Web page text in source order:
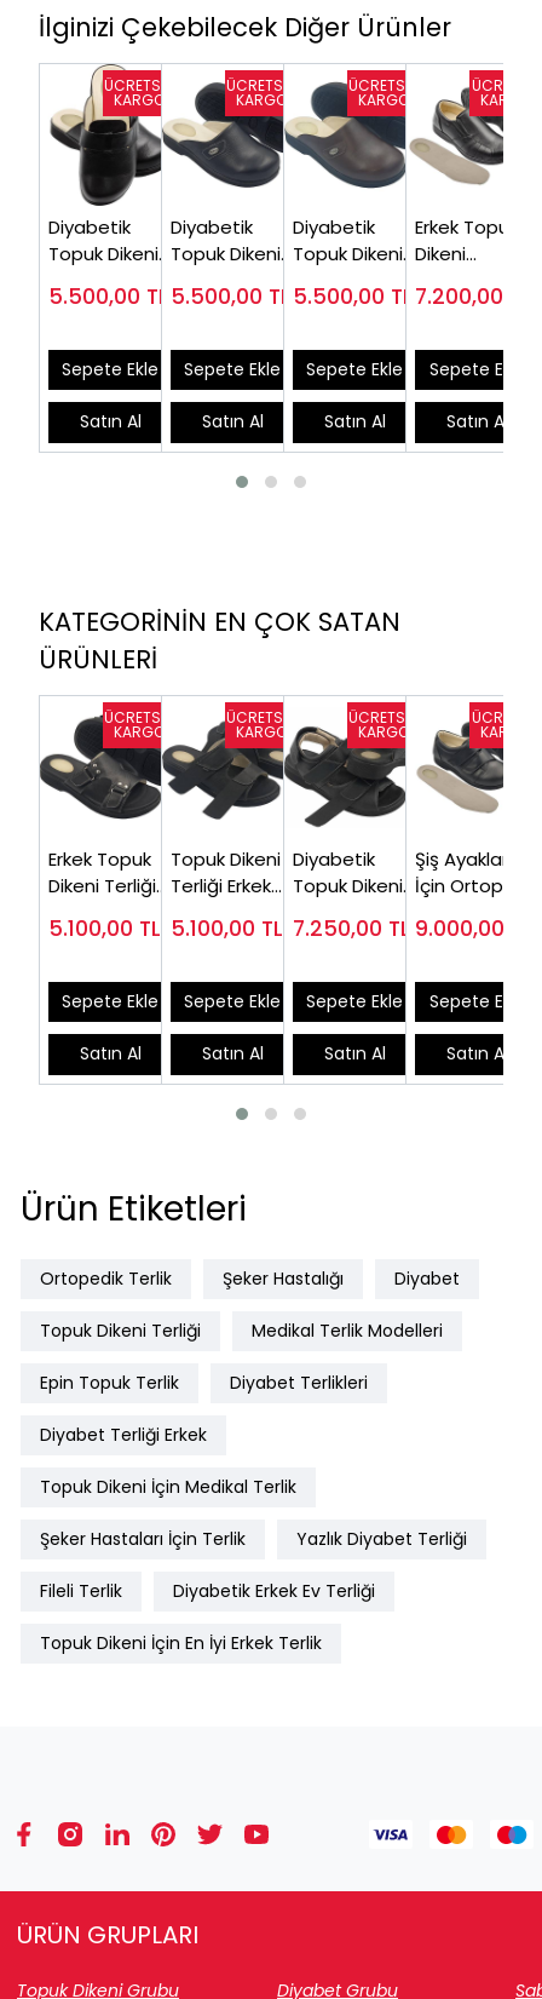
İlginizi Çekebilecek Diğer Ürünler
Diyabetik
Topuk Dikeni
EPTODT175S (
5.500,00 TL
Sepete Ekle
Satın Al
Diyabetik
Topuk Dikeni
Siyah
5.500,00 TL
Sepete Ekle
Satın Al
Diyabetik
Topuk Dikeni
Kahverengi
5.500,00 TL
Sepete Ekle
Satın Al
Erkek Topuk
Dikeni
Siyah
7.200,00
Sepete Ekle
Satın Al
KATEGORİNİN EN ÇOK SATAN
ÜRÜNLERİ
Erkek Topuk
Dikeni Terliği
(Silikon
5.100,00 TL
Sepete Ekle
Satın Al
Topuk Dikeni
Terliği Erkek
Ayaklara
5.100,00 TL
Sepete Ekle
Satın Al
Diyabetik
Topuk Dikeni
Erkek EPT-
7.250,00 TL
Sepete Ekle
Satın Al
Şiş Ayaklar
İçin Ortopedik
Erkek ( En Çok
Model)
9.000,00
Sepete Ekle
Satın Al
Ürün Etiketleri
Ortopedik Terlik Şeker Hastalığı Diyabet
Topuk Dikeni Terliği Medikal Terlik Modelleri
Epin Topuk Terlik Diyabet Terlikleri
Diyabet Terliği Erkek
Topuk Dikeni İçin Medikal Terlik
Şeker Hastaları İçin Terlik Yazlık Diyabet Terliği
Fileli Terlik Diyabetik Erkek Ev Terliği
Topuk Dikeni İçin En İyi Erkek Terlik
ÜRÜN GRUPLARI
Topuk Dikeni Grubu Diyabet Grubu